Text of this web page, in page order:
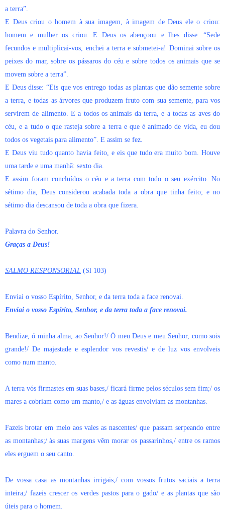
a terra”.
E Deus criou o homem à sua imagem, à imagem de Deus ele o criou:
homem e mulher os criou. E Deus os abençoou e lhes disse: “Sede
fecundos e multiplicai-vos, enchei a terra e submetei-a! Dominai sobre os
peixes do mar, sobre os pássaros do céu e sobre todos os animais que se
movem sobre a terra”.
E Deus disse: “Eis que vos entrego todas as plantas que dão semente sobre
a terra, e todas as árvores que produzem fruto com sua semente, para vos
servirem de alimento. E a todos os animais da terra, e a todas as aves do
céu, e a tudo o que rasteja sobre a terra e que é animado de vida, eu dou
todos os vegetais para alimento”. E assim se fez.
E Deus viu tudo quanto havia feito, e eis que tudo era muito bom. Houve
uma tarde e uma manhã: sexto dia.
E assim foram concluídos o céu e a terra com todo o seu exército. No
sétimo dia, Deus considerou acabada toda a obra que tinha feito; e no
sétimo dia descansou de toda a obra que fizera.
Palavra do Senhor.
Graças a Deus!
SALMO RESPONSORIAL (Sl 103)
Enviai o vosso Espírito, Senhor, e da terra toda a face renovai.
Enviai o vosso Espírito, Senhor, e da terra toda a face renovai.
Bendize, ó minha alma, ao Senhor!/ Ó meu Deus e meu Senhor, como sois
grande!/ De majestade e esplendor vos revestis/ e de luz vos envolveis
como num manto.
A terra vós firmastes em suas bases,/ ficará firme pelos séculos sem fim;/ os
mares a cobriam como um manto,/ e as águas envolviam as montanhas.
Fazeis brotar em meio aos vales as nascentes/ que passam serpeando entre
as montanhas;/ às suas margens vêm morar os passarinhos,/ entre os ramos
eles erguem o seu canto.
De vossa casa as montanhas irrigais,/ com vossos frutos saciais a terra
inteira;/ fazeis crescer os verdes pastos para o gado/ e as plantas que são
úteis para o homem.